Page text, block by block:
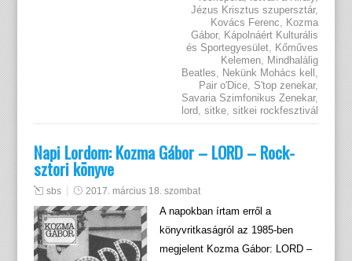
Jézus Krisztus szupersztár,
Kovács Ferenc, Kozma
Gábor, Kápolnáért Kulturális
és Sportegyesület, Kőműves
Kelemen, Mindhalálig
Beatles, Nekünk Mohács kell ,
Pair o'Dice, S'top zenekar,
Savaria Szimfonikus Zenekar,
lord,sitke,sitkei rockfesztivál
Napi Lordom: Kozma Gábor – LORD – Rock-
sztori könyve
sbs 2017. március 18. szombat
A napokban írtam erről a
könyvritkaságról az 1985-ben
megjelent Kozma Gábor: LORD –